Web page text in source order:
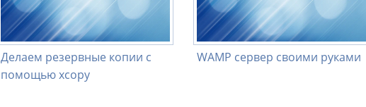
Делаем резервные копии с
помощью xcopy
WAMP сервер своими руками